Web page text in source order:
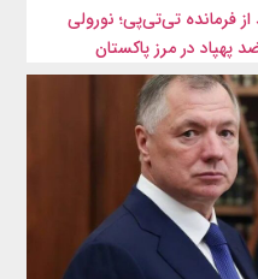
فرمانده تی‌تی‌پی؛ نورولی
پهپاد در مرز پاکستان